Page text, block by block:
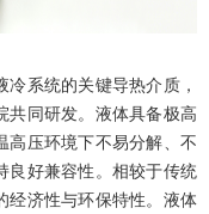
冷系统的关键导热介质，
共同研发。液体具备极高
高压环境下不易分解、不
良好兼容性。相较于传统
经济性与环保特性。液体